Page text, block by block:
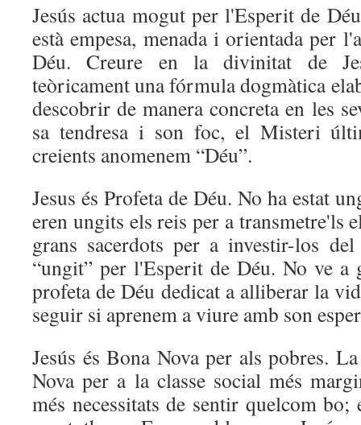
Jesús actua mogut per l'Esperit de
està empesa, menada i orientada per
Déu. Creure en la divinitat de
teòricament una fórmula dogmàtica
descobrir de manera concreta en les
sa tendresa i son foc, el Misteri
creients anomenem “Déu”.
Jesus és Profeta de Déu. No ha estat
eren ungits els reis per a transmetre'ls
grans sacerdots per a investir-los
“ungit” per l'Esperit de Déu. No ve a
profeta de Déu dedicat a alliberar la
seguir si aprenem a viure amb son
Jesús és Bona Nova per als pobres.
Nova per a la classe social més
més necessitats de sentir quelcom